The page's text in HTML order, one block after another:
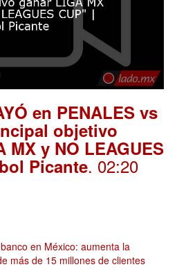
en PENALES vs
objetivo
MX y NO LEAGUES
Picante. 02:20